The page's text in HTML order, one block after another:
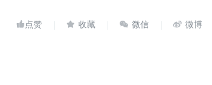
   